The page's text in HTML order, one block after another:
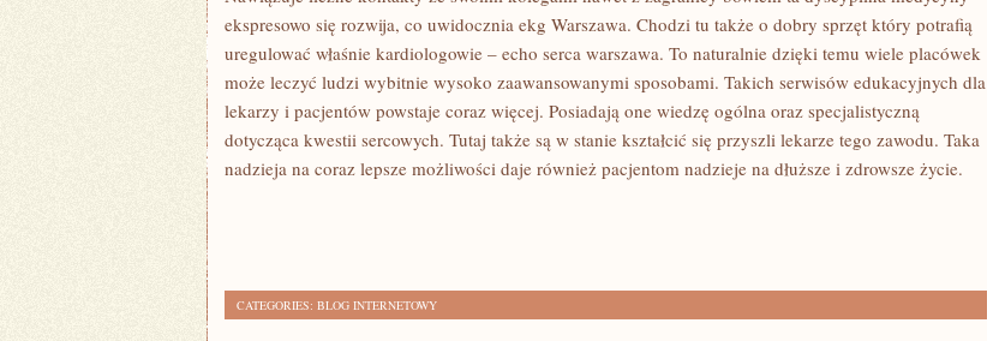
ekspresowo się rozwija, co uwidocznia ekg Warszawa. Chodzi tu także o dobry sprzęt który potrafią
uregulować właśnie kardiologowie – echo serca warszawa. To naturalnie dzięki temu wiele placówek
może leczyć ludzi wybitnie wysoko zaawansowanymi sposobami. Takich serwisów edukacyjnych dla
lekarzy i pacjentów powstaje coraz więcej. Posiadają one wiedzę ogólna oraz specjalistyczną
dotycząca kwestii sercowych. Tutaj także są w stanie kształcić się przyszli lekarze tego zawodu. Taka
nadzieja na coraz lepsze możliwości daje również pacjentom nadzieje na dłuższe i zdrowsze życie.
CATEGORIES: BLOG INTERNETOWY